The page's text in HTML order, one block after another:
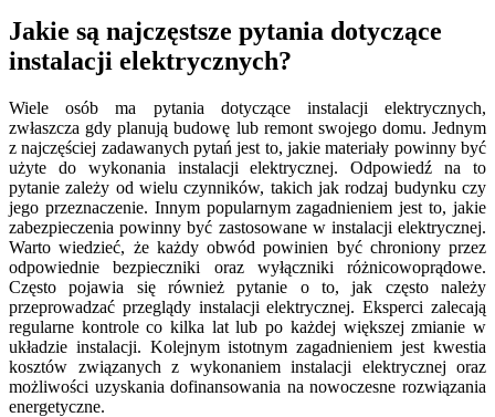
Jakie są najczęstsze pytania dotyczące
instalacji elektrycznych?
Wiele osób ma pytania dotyczące instalacji elektrycznych,
zwłaszcza gdy planują budowę lub remont swojego domu. Jednym
z najczęściej zadawanych pytań jest to, jakie materiały powinny być
użyte do wykonania instalacji elektrycznej. Odpowiedź na to
pytanie zależy od wielu czynników, takich jak rodzaj budynku czy
jego przeznaczenie. Innym popularnym zagadnieniem jest to, jakie
zabezpieczenia powinny być zastosowane w instalacji elektrycznej.
Warto wiedzieć, że każdy obwód powinien być chroniony przez
odpowiednie bezpieczniki oraz wyłączniki różnicowoprądowe.
Często pojawia się również pytanie o to, jak często należy
przeprowadzać przeglądy instalacji elektrycznej. Eksperci zalecają
regularne kontrole co kilka lat lub po każdej większej zmianie w
układzie instalacji. Kolejnym istotnym zagadnieniem jest kwestia
kosztów związanych z wykonaniem instalacji elektrycznej oraz
możliwości uzyskania dofinansowania na nowoczesne rozwiązania
energetyczne.